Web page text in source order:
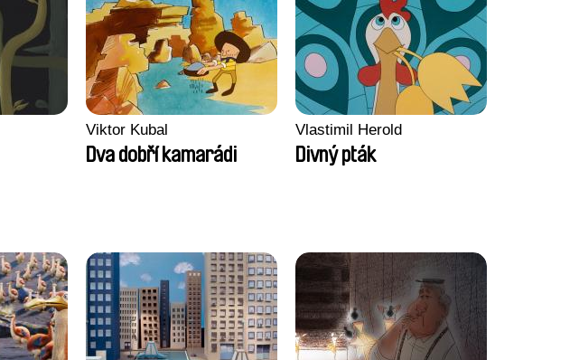
Viktor Kubal
Dva dobří kamarádi
Vlastimil Herold
Divný pták